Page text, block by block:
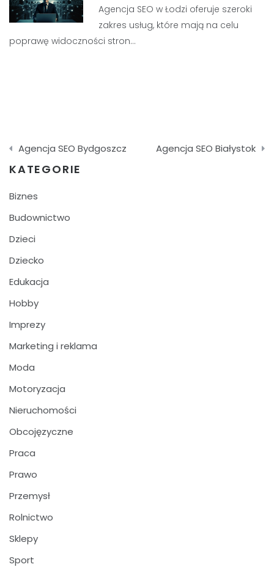
Agencja SEO w Łodzi oferuje szeroki
zakres usług, które mają na celu
poprawę widoczności stron…
Nawigacja
wpisu
Agencja SEO Bydgoszcz Agencja SEO Białystok
KATEGORIE
Biznes
Budownictwo
Dzieci
Dziecko
Edukacja
Hobby
Imprezy
Marketing i reklama
Moda
Motoryzacja
Nieruchomości
Obcojęzyczne
Praca
Prawo
Przemysł
Rolnictwo
Sklepy
Sport